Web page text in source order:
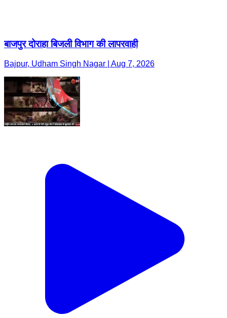
बाजपुर दोराहा बिजली विभाग की लापरवाही
Bajpur, Udham Singh Nagar | Aug 7, 2026